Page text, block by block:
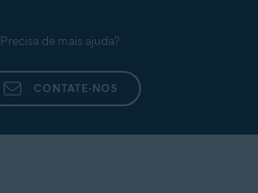
Precisa de mais ajuda?
CONTATE-NOS